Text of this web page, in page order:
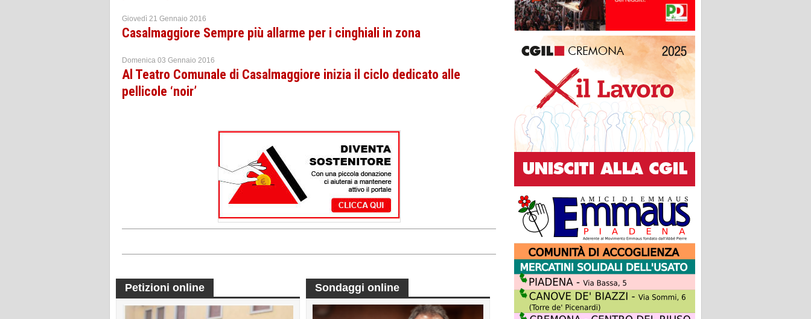
Giovedì 21 Gennaio 2016
Casalmaggiore Sempre più allarme per i cinghiali in zona
Domenica 03 Gennaio 2016
Al Teatro Comunale di Casalmaggiore inizia il ciclo dedicato alle
pellicole ‘noir’
Petizioni online Sondaggi online